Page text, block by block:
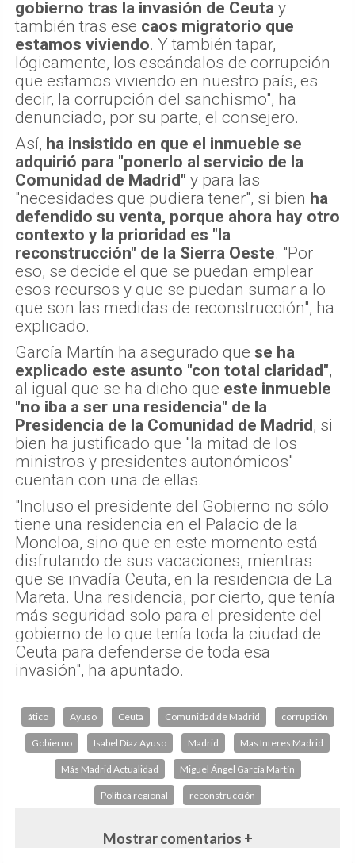
Así,ha insistido en que el inmueble se
adquirió para "ponerlo al servicio de la
Comunidad de Madrid"y para las
"necesidades que pudiera tener", si bienha
defendido su venta, porque ahora hay otro
contexto y la prioridad es "la
reconstrucción" de la Sierra Oeste. "Por
eso, se decide el que se puedan emplear
esos recursos y que se puedan sumar a lo
que son las medidas de reconstrucción", ha
explicado.
García Martín ha asegurado quese ha
explicado este asunto "con total claridad"
al igual que se ha dicho queeste inmueble
"no iba a ser una residencia" de la
Presidencia de la Comunidad de Madrid , si
bien ha justificado que "la mitad de los
ministros y presidentes autonómicos"
cuentan con una de ellas.
"Incluso el presidente del Gobierno no sólo
tiene una residencia en el Palacio de la
Moncloa, sino que en este momento está
disfrutando de sus vacaciones, mientras
que se invadía Ceuta, en la residencia de La
Mareta. Una residencia, por cierto, que tenía
más seguridad solo para el presidente del
gobierno de lo que tenía toda la ciudad de
Ceuta para defenderse de toda esa
invasión", ha apuntado.
ático Ayuso Ceuta Comunidad de Madrid corrupción
Gobierno Isabel Díaz Ayuso Madrid Mas Interes Madrid
Más Madrid Actualidad Miguel Ángel García Martín
Política regional
Mostrar comentarios +
Abrir página en versión completa
Política de privacidad y cookies|Aviso Legal